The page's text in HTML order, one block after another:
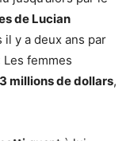
de Lucian
il y a deux ans par
Les femmes
millions de dollars,